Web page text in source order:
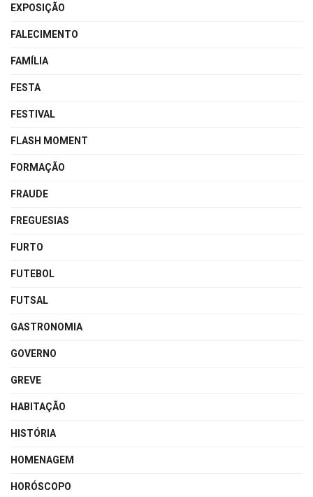
EXPOSIÇÃO
FALECIMENTO
FAMÍLIA
FESTA
FESTIVAL
FLASH MOMENT
FORMAÇÃO
FRAUDE
FREGUESIAS
FURTO
FUTEBOL
FUTSAL
GASTRONOMIA
GOVERNO
GREVE
HABITAÇÃO
HISTÓRIA
HOMENAGEM
HORÓSCOPO